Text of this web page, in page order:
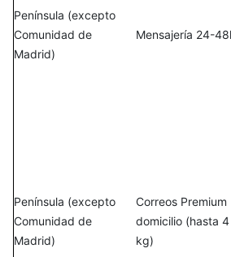
Península (excepto
Comunidad de
Madrid)
Mensajería 24-
Península (excepto
Comunidad de
Madrid)
Correos Premium
domicilio (hasta 4
kg)